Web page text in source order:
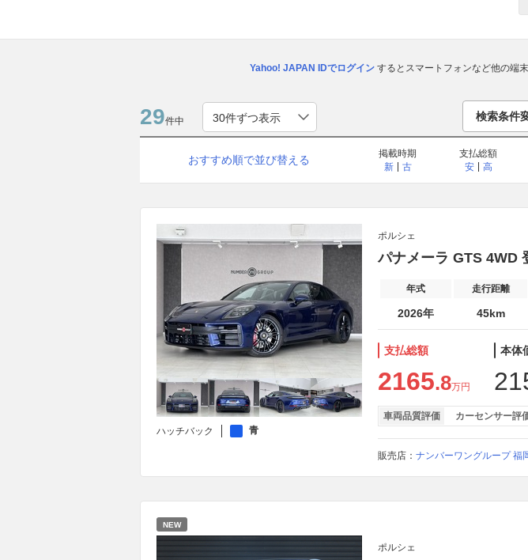
Yahoo! JAPAN IDでログインするとスマートフォンなど他の端
29件中 検索条件
おすすめ順で並び替える
掲載時期
新
古
支払総額
安
高
ハッチバック 青
ポルシェ
パナメーラ GTS 4WD
年式 走行距離
2026年 45km
支払総額
2165.8万円
本体
車両品質評価 カーセンサー評
販売店： ナンバーワングループ 福
NEW
ポルシェ